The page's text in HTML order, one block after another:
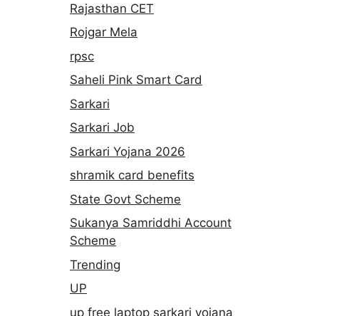
Rajasthan CET
Rojgar Mela
rpsc
Saheli Pink Smart Card
Sarkari
Sarkari Job
Sarkari Yojana 2026
shramik card benefits
State Govt Scheme
Sukanya Samriddhi Account
Scheme
Trending
UP
up free laptop sarkari yojana